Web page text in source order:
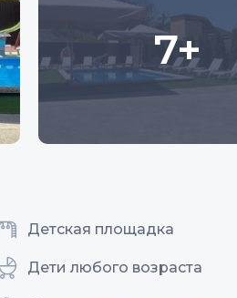
7+
Детская площадка
Дети любого возраста